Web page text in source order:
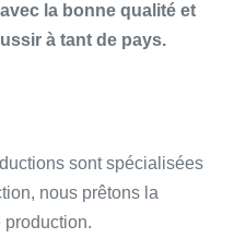
la bonne qualité et
à tant de pays.
sont spécialisées
nous prêtons la
production.